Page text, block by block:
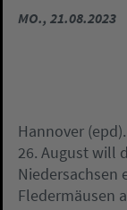
MO., 21.08.2023
Hannover
26. August will
Niedersachsen
Fledermäusen